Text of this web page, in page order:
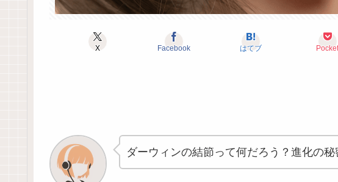
X Facebook はてブ Pocket
ダーウィンの結節って何だろう？進化の秘